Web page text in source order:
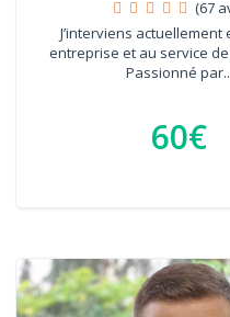
(67
J’interviens actuellement
entreprise et au service
Passionné
60€